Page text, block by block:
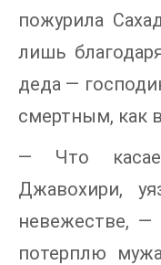
пожурила
лишь
деда —
смертным, как
— Что
Джавохири,
невежестве, —
потерплю